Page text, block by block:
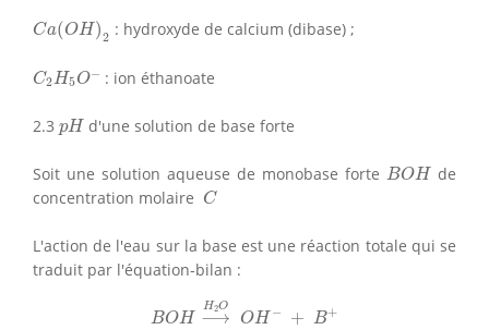
Ca(OH)2
Ca(OH)2 : hydroxyde de calcium (dibase) ;
C2H5O−
C2 H 5O− : ion éthanoate
2.3 pH
pHd'une solution de base forte
Soit une solution aqueuse de monobase forte BOH
BOH de
concentration molaire
C
C
L'action de l'eau sur la base est une réaction totale qui se
traduit par l'équation-bilan :
BOH
H2O
⟶ OH − + B+
⟶H